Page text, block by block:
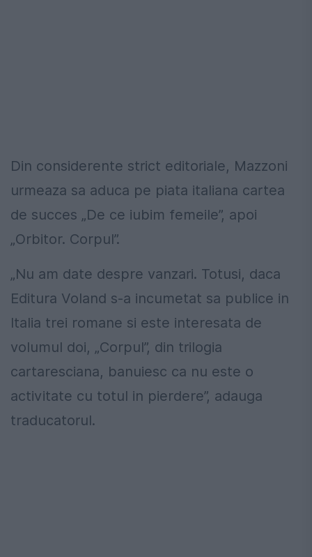
Din considerente strict editoriale, Mazzoni
urmeaza sa aduca pe piata italiana cartea
de succes „De ce iubim femeile”, apoi
„Orbitor. Corpul”.
„Nu am date despre vanzari. Totusi, daca
Editura Voland s-a incumetat sa publice in
Italia trei romane si este interesata de
volumul doi, „Corpul”, din trilogia
cartaresciana, banuiesc ca nu este o
activitate cu totul in pierdere”, adauga
traducatorul.